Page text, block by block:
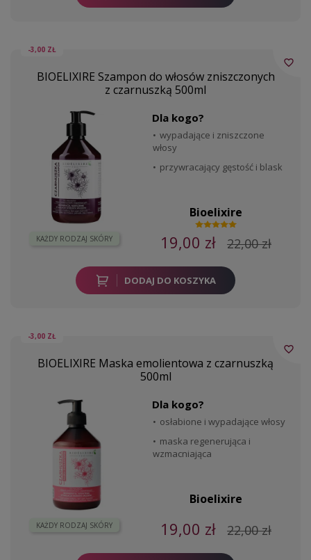
-3,00 ZŁ
BIOELIXIRE Szampon do włosów zniszczonych
z czarnuszką 500ml
KAŻDY RODZAJ SKÓRY
Dla kogo?
wypadające i zniszczone
włosy
przywracający gęstość i blask
Bioelixire
19,00 zł 22,00 zł
DODAJ DO KOSZYKA
favorite_border
-3,00 ZŁ
BIOELIXIRE Maska emolientowa z czarnuszką
500ml
KAŻDY RODZAJ SKÓRY
Dla kogo?
osłabione i wypadające włosy
maska regenerująca i
wzmacniająca
Bioelixire
19,00 zł 22,00 zł
favorite_border